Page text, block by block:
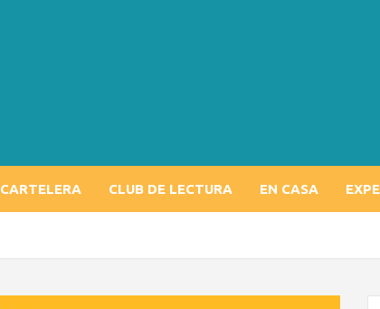
CARTELERA CLUB DE LECTURA EN CASA